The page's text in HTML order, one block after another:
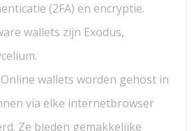
(2FA) en encryptie.
wallets zijn Exodus,
wallets worden gehost in
via elke internetbrowser
Ze bieden gemakkelijke